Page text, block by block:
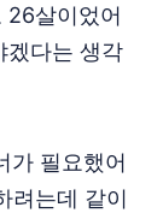
26살이었어
겠다는 생각
가 필요했어
려는데 같이